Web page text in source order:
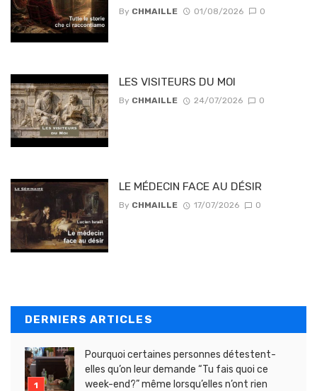
By CHMAILLE 01/08/2026 0
LES VISITEURS DU MOI
By CHMAILLE 24/07/2026 0
LE MÉDECIN FACE AU DÉSIR
By CHMAILLE 17/07/2026 0
DERNIERS ARTICLES
Pourquoi certaines personnes détestent-
elles qu’on leur demande “Tu fais quoi ce
week-end?” même lorsqu’elles n’ont rien